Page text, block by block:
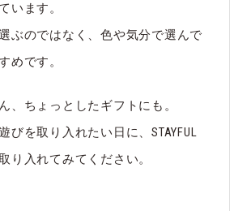
います。
ぶのではなく、色や気分で選んで
めです。
、ちょっとしたギフトにも。
びを取り入れたい日に、STAYFUL
り入れてみてください。